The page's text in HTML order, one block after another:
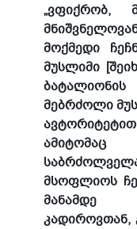
„ვფიქრობ,
მოქმედი
მუსლიმი
ბატალიონის
მებრძოლი
მსოფლიოს
მანამდე
კადიროვთან,